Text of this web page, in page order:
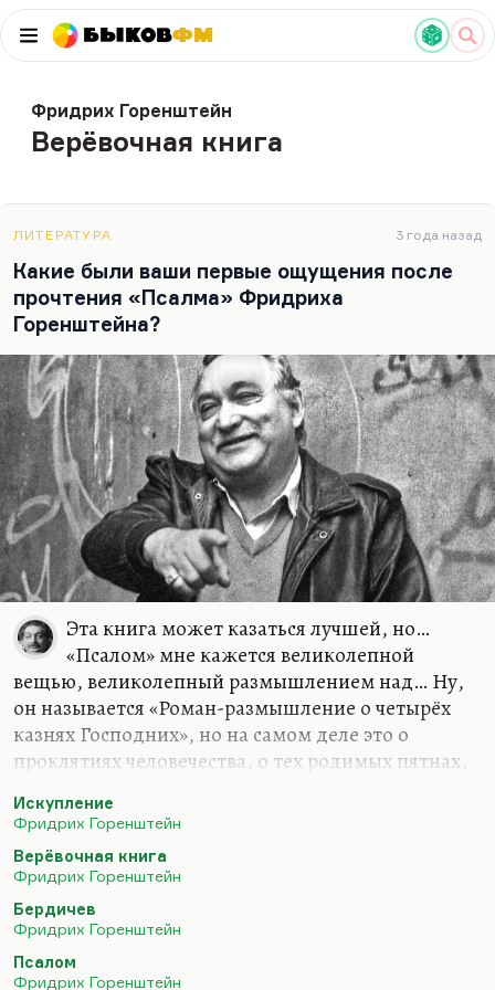
БыковФМ
Фридрих Горенштейн
Верёвочная книга
ЛИТЕРАТУРА 3 года назад
Какие были ваши первые ощущения после
прочтения «Псалма» Фридриха
Горенштейна?
Эта книга может казаться лучшей, но…
«Псалом» мне кажется великолепной
вещью, великолепный размышлением над… Ну,
он называется «Роман-размышление о четырёх
казнях Господних», но на самом деле это о
проклятиях человечества, о тех родимых пятнах,
несёт на себе. Но я бы советовал вам прочесть
«Искупление». Мне кажется, вот это — лучше из
того, что написал Горенштейн. Во всяком случае
на меня оно как-то сильнее всего подействовало
и, рискну сказать, повлияло. Кроме того,
конечно, «Место», хотя бы третью и четвёртую
книгу. Конечно, я думаю, «Попутчиков».
Искупление
Фридрих Горенштейн
Верёвочная книга
Фридрих Горенштейн
Бердичев
Фридрих Горенштейн
Псалом
Фридрих Горенштейн